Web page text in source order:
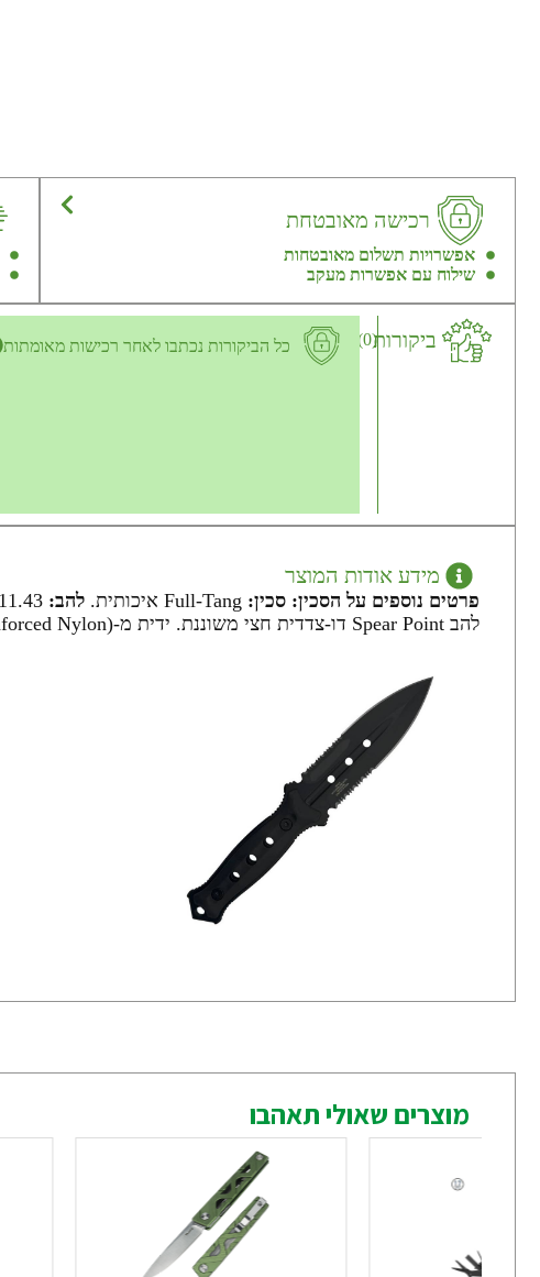
רכישה מאובטחת
אפשרויות תשלום מאובטחות
שילוח עם אפשרות מעקב
ביקורות(0) כל הביקורות נכתבו לאחר רכישות מאומתות
מידע אודות המוצר
פרטים נוספים על הסכין: סכין: להב:
להב Spear Point דו-צדדית חצי משוננת. ידית מ-FRN (Fiberglass Reinforced Nylon). פלטות ידית בשחור וחום להתאמה אישית. חור להשחלת חוט בקצה הידית.
מוצרים שאולי תאהבו